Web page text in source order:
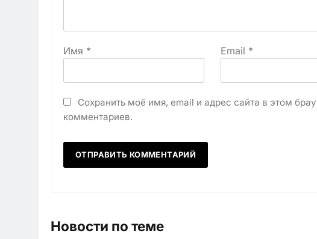
Имя * Email *
Сохранить моё имя, email и адрес сайта в этом
комментариев.
Новости по теме